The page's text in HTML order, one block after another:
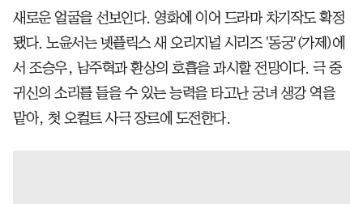
새로운 얼굴을 선보인다. 영화에 이어 드라마 차기작도 확정
됐다. 노윤서는 넷플릭스 새 오리지널 시리즈 '동궁'(가제)에
서 조승우, 남주혁과 환상의 호흡을 과시할 전망이다. 극 중
귀신의 소리를 들을 수 있는 능력을 타고난 궁녀 생강 역을
맡아, 첫 오컬트 사극 장르에 도전한다.